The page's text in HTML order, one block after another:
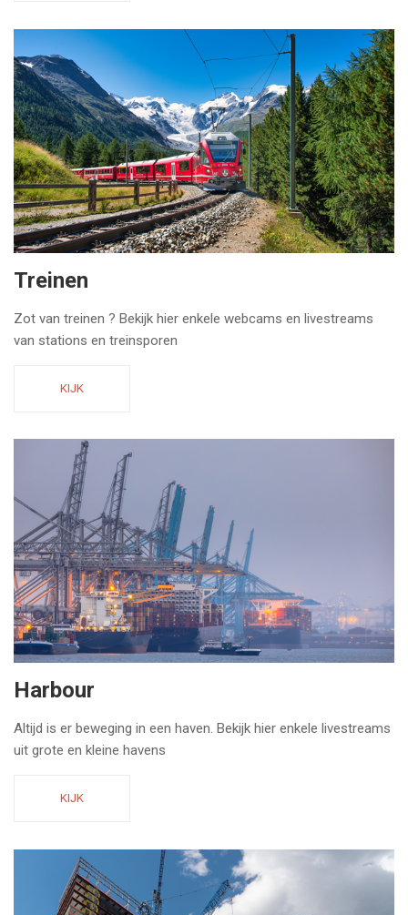
Treinen
Zot van treinen ? Bekijk hier enkele webcams en livestreams
van stations en treinsporen
KIJK
Harbour
Altijd is er beweging in een haven. Bekijk hier enkele livestreams
uit grote en kleine havens
KIJK